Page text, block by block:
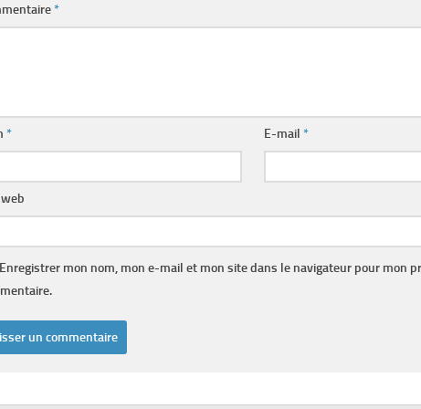
*
* E-mail*
Enregistrer mon nom, mon e-mail et mon site dans le navigateur pour mon